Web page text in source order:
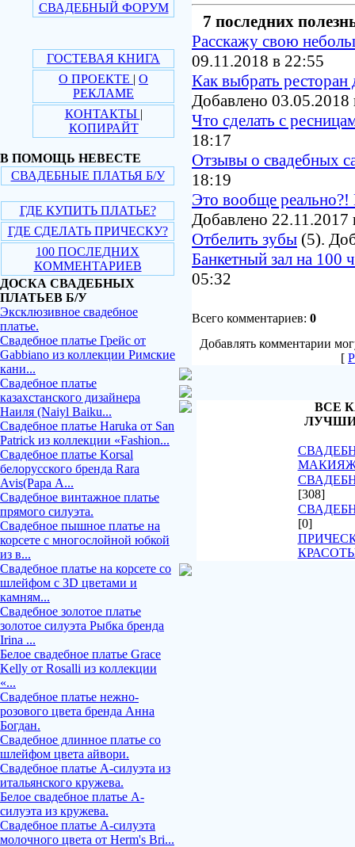
СВАДЕБНЫЙ ФОРУМ
ГОСТЕВАЯ КНИГА
О ПРОЕКТЕ | О
РЕКЛАМЕ
КОНТАКТЫ |
КОПИРАЙТ
В ПОМОЩЬ НЕВЕСТЕ
СВАДЕБНЫЕ ПЛАТЬЯ Б/У
ГДЕ КУПИТЬ ПЛАТЬЕ?
ГДЕ СДЕЛАТЬ ПРИЧЕСКУ?
100 ПОСЛЕДНИХ
КОММЕНТАРИЕВ
ДОСКА СВАДЕБНЫХ
ПЛАТЬЕВ Б/У
Эксклюзивное свадебное
платье.
Свадебное платье Грейс от
Gabbiano из коллекции Римские
кани...
Свадебное платье
казахстанского дизайнера
Наиля (Naiyl Baiku...
Свадебное платье Haruka от San
Patrick из коллекции «Fashion...
Свадебное платье Korsal
белорусского бренда Rara
Avis(Рара А...
Свадебное винтажное платье
прямого силуэта.
Свадебное пышное платье на
корсете с многослойной юбкой
из в...
Свадебное платье на корсете со
шлейфом с 3D цветами и
камням...
Свадебное золотое платье
золотое силуэта Рыбка бренда
Irina ...
Белое свадебное платье Grace
Kelly от Rosalli из коллекции
«...
Свадебное платье нежно-
розового цвета бренда Анна
Богдан.
Свадебное длинное платье со
шлейфом цвета айвори.
Свадебное платье А-силуэта из
итальянского кружева.
Белое свадебное платье А-
силуэта из кружева.
Свадебное платье А-силуэта
молочного цвета от Herm's Bri...
7 последних
Расскажу свою
09.11.2018 в 22:55
Как выбрать
Добавлено 03.05.2018
Что сделать с
18:17
Отзывы о свадебных
18:19
Это вообще реально?!
Добавлено 22.11.2017
Отбелить зубы (5).
Банкетный зал на 100
05:32
Всего комментариев: 0
Добавлять комментарии
[
ВСЕ
[308]
[0]